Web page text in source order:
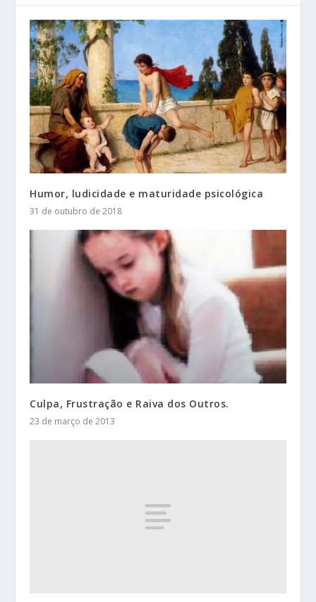
Humor, ludicidade e maturidade psicológica
31 de outubro de 2018
Culpa, Frustração e Raiva dos Outros.
23 de março de 2013